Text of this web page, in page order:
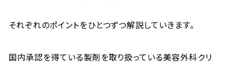
それぞれのポイントをひとつずつ解説していきます。
国内承認を得ている製剤を取り扱っている美容外科クリ